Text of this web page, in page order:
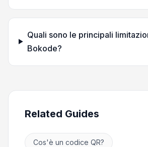
Quali sono le principali
Bokode?
Related Guides
Cos'è un codice QR?